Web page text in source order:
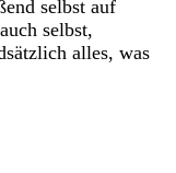
selbst auf
selbst,
alles, was